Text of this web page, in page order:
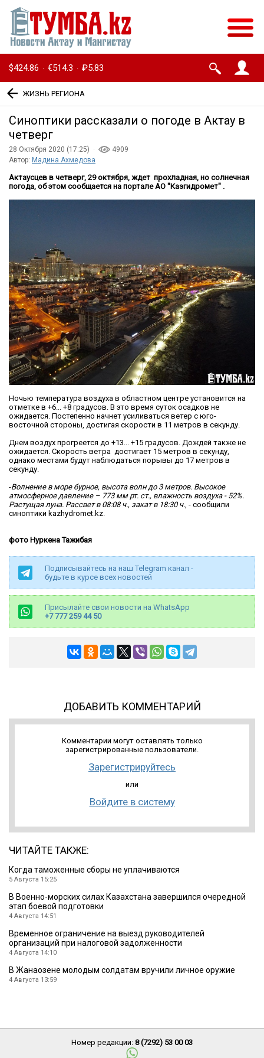
$424.86 · €514.3 · ₽5.83
ЖИЗНЬ РЕГИОНА
Синоптики рассказали о погоде в Актау в
четверг
28 Октября 2020 (17:25) ·
4909
Автор: Мадина Ахмедова
Актаусцев в четверг, 29 октября, ждет прохладная, но солнечная
погода, об этом сообщается на портале АО "Казгидромет" .
Ночью температура воздуха в областном центре установится на
отметке в +6... +8 градусов. В это время суток осадков не
ожидается. Постепенно начнет усиливаться ветер с юго-
восточной стороны, достигая скорости в 11 метров в секунду.
Днем воздух прогреется до +13... +15 градусов. Дождей также не
ожидается. Скорость ветра достигает 15 метров в секунду,
однако местами будут наблюдаться порывы до 17 метров в
секунду.
-Волнение в море бурное, высота волн до 3 метров. Высокое
атмосферное давление – 773 мм рт. ст., влажность воздуха - 52%.
Растущая луна. Рассвет в 08:08 ч., закат в 18:30 ч. , - сообщили
синоптики kazhydromet.kz.
фото Нуркена Тажибая
Подписывайтесь на наш Telegram канал -
будьте в курсе всех новостей
Присылайте свои новости на WhatsApp
+7 777 259 44 50
ДОБАВИТЬ КОММЕНТАРИЙ
Комментарии могут оставлять только
зарегистрированные пользователи.
Зарегистрируйтесь
или
Войдите в систему
ЧИТАЙТЕ ТАКЖЕ:
Когда таможенные сборы не уплачиваются
5 Августа 15:25
В Военно-морских силах Казахстана завершился очередной
этап боевой подготовки
4 Августа 14:51
Временное ограничение на выезд руководителей
организаций при налоговой задолженности
4 Августа 14:10
В Жанаозене молодым солдатам вручили личное оружие
4 Августа 13:59
Номер редакции: 8 (7292) 53 00 03